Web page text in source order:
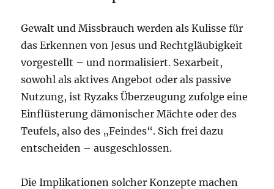
Gewalt und Missbrauch werden als Kulisse für
das Erkennen von Jesus und Rechtgläubigkeit
vorgestellt – und normalisiert. Sexarbeit,
sowohl als aktives Angebot oder als passive
Nutzung, ist Ryzaks Überzeugung zufolge eine
Einflüsterung dämonischer Mächte oder des
Teufels, also des „Feindes“. Sich frei dazu
entscheiden – ausgeschlossen.
Die Implikationen solcher Konzepte machen